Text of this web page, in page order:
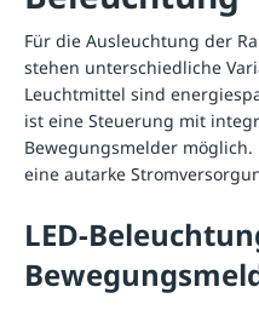
Für die Ausleuchtung der
stehen unterschiedliche
Leuchtmittel sind
ist eine Steuerung mit
Bewegungsmelder
eine autarke
LED-